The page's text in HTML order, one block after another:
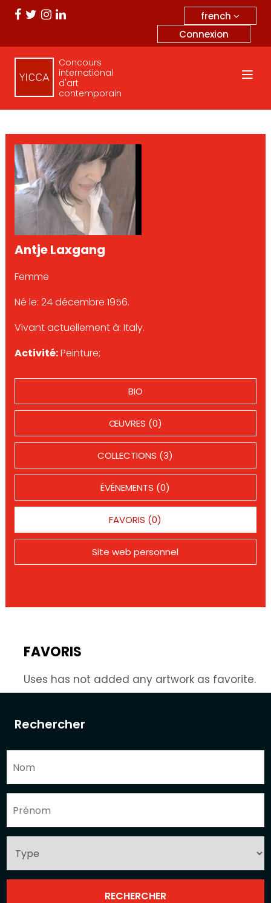
french
Connexion
Concours
international
d'art
contemporain
Rechercher
Antje Laxgang
Femme
Né le: 24 décembre 1956.
Vivant actuellement à: Italy.
Activité:Peinture;
BIO
ŒUVRES (0)
COLLECTIONS (3)
ÉVÉNEMENTS (0)
FAVORIS (0)
Site web personnel
FAVORIS
Uses has not added any artwork as favorite.